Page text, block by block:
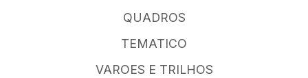
QUADROS
TEMATICO
VAROES E TRILHOS